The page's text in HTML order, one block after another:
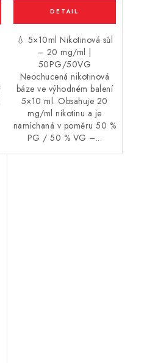
💧 5×10ml Nikotinová sůl
– 20 mg/ml |
50PG/50VG
Neochucená nikotinová
báze ve výhodném balení
5×10 ml. Obsahuje 20
mg/ml nikotinu a je
namíchaná v poměru 50 %
PG / 50 % VG –...